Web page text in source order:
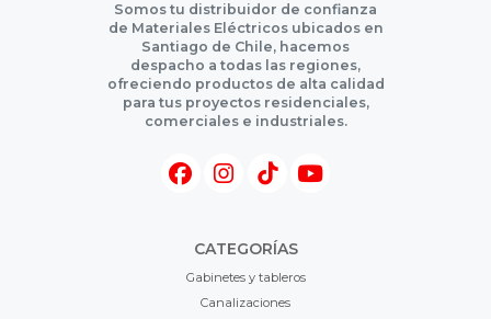
Somos tu distribuidor de confianza
de Materiales Eléctricos ubicados en
Santiago de Chile, hacemos
despacho a todas las regiones,
ofreciendo productos de alta calidad
para tus proyectos residenciales,
comerciales e industriales.
CATEGORÍAS
Gabinetes y tableros
Canalizaciones